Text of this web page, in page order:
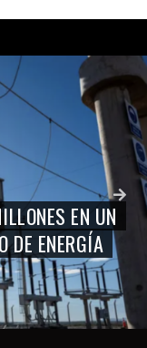
EN UN
DE ENERGÍA